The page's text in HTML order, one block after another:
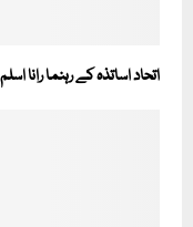
اتحاد اساتذہ کے رہنما رانا